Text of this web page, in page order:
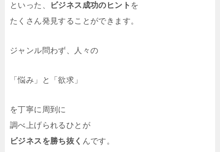
といった、 ビジネス成功のヒント を
たくさん発見することができます。
ジャンル問わず、人々の
「悩み」と「欲求」
を丁寧に周到に
調べ上げられるひとが
ビジネスを勝ち抜く んです。